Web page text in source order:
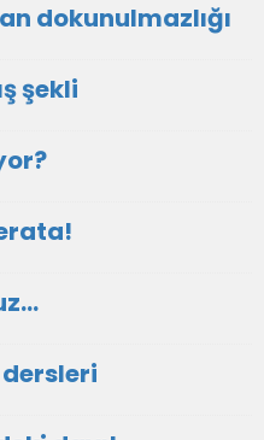
dokunulmazlığı
şekli